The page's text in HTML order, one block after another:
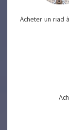
Acheter un riad